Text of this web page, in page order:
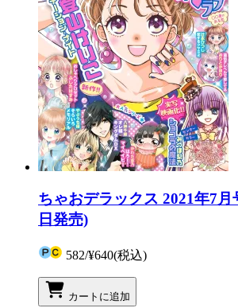
ちゃおデラックス 2021年7月
日発売)
582/¥640(税込)
カートに追加